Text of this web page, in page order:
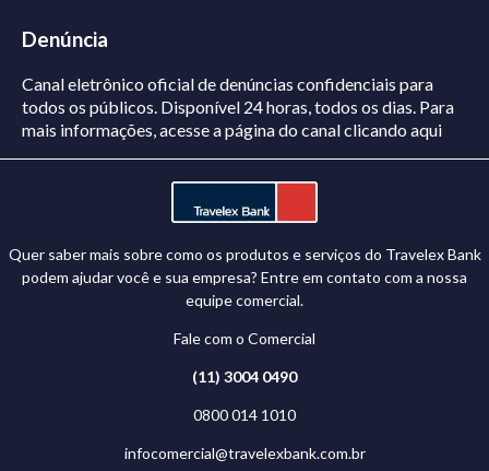
Denúncia
Canal eletrônico oficial de denúncias confidenciais para
todos os públicos. Disponível 24 horas, todos os dias. Para
mais informações, acesse a página do canalclicando aqui
Quer saber mais sobre como os produtos e serviços do Travelex Bank
podem ajudar você e sua empresa? Entre em contato com a nossa
equipe comercial.
Fale com o Comercial
(11) 3004 0490
0800 014 1010
infocomercial@travelexbank.com.br